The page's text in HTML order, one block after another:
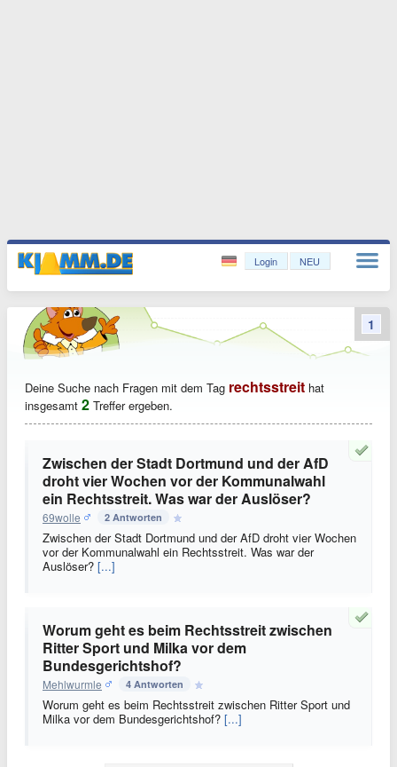
Login NEU
Deine Suche nach Fragen mit dem Tag rechtsstreit hat
insgesamt 2 Treffer ergeben.
Zwischen der Stadt Dortmund und der AfD
droht vier Wochen vor der Kommunalwahl
ein Rechtsstreit. Was war der Auslöser?
69wolle 2 Antworten
Zwischen der Stadt Dortmund und der AfD droht vier Wochen
vor der Kommunalwahl ein Rechtsstreit. Was war der
Auslöser? [...]
Worum geht es beim Rechtsstreit zwischen
Ritter Sport und Milka vor dem
Bundesgerichtshof?
Mehlwurmle 4 Antworten
Worum geht es beim Rechtsstreit zwischen Ritter Sport und
Milka vor dem Bundesgerichtshof? [...]
1